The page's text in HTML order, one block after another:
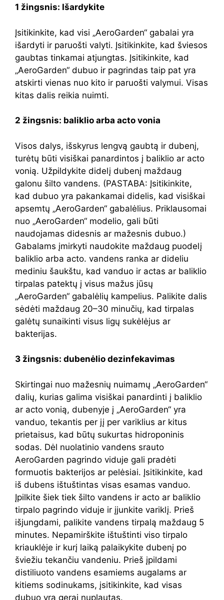
1 žingsnis: Išardykite
Įsitikinkite, kad visi „AeroGarden“ gabalai yra
išardyti ir paruošti valyti. Įsitikinkite, kad šviesos
gaubtas tinkamai atjungtas. Įsitikinkite, kad
„AeroGarden“ dubuo ir pagrindas taip pat yra
atskirti vienas nuo kito ir paruošti valymui. Visas
kitas dalis reikia nuimti.
2 žingsnis: baliklio arba acto vonia
Visos dalys, išskyrus lengvą gaubtą ir dubenį,
turėtų būti visiškai panardintos į baliklio ar acto
vonią. Užpildykite didelį dubenį maždaug
galonu šilto vandens. (PASTABA: Įsitikinkite,
kad dubuo yra pakankamai didelis, kad visiškai
apsemtų „AeroGarden“ gabalėlius. Priklausomai
nuo „AeroGarden“ modelio, gali būti
naudojamas didesnis ar mažesnis dubuo.)
Gabalams įmirkyti naudokite maždaug puodelį
baliklio arba acto. vandens ranka ar dideliu
mediniu šaukštu, kad vanduo ir actas ar baliklio
tirpalas patektų į visus mažus jūsų
„AeroGarden“ gabalėlių kampelius. Palikite dalis
sėdėti maždaug 20–30 minučių, kad tirpalas
galėtų sunaikinti visus ligų sukėlėjus ar
bakterijas.
3 žingsnis: dubenėlio dezinfekavimas
Skirtingai nuo mažesnių nuimamų „AeroGarden“
dalių, kurias galima visiškai panardinti į baliklio
ar acto vonią, dubenyje į „AeroGarden“ yra
vanduo, tekantis per jį per variklius ar kitus
prietaisus, kad būtų sukurtas hidroponinis
sodas. Dėl nuolatinio vandens srauto
AeroGarden pagrindo viduje gali pradėti
formuotis bakterijos ar pelėsiai. Įsitikinkite, kad
iš dubens ištuštintas visas esamas vanduo.
Įpilkite šiek tiek šilto vandens ir acto ar baliklio
tirpalo pagrindo viduje ir įjunkite variklį. Prieš
išjungdami, palikite vandens tirpalą maždaug 5
minutes. Nepamirškite ištuštinti viso tirpalo
kriauklėje ir kurį laiką palaikykite dubenį po
šviežiu tekančiu vandeniu. Prieš įpildami
distiliuoto vandens esamiems augalams ar
kitiems sodinukams, įsitikinkite, kad visas
dubuo yra gerai nuplautas.